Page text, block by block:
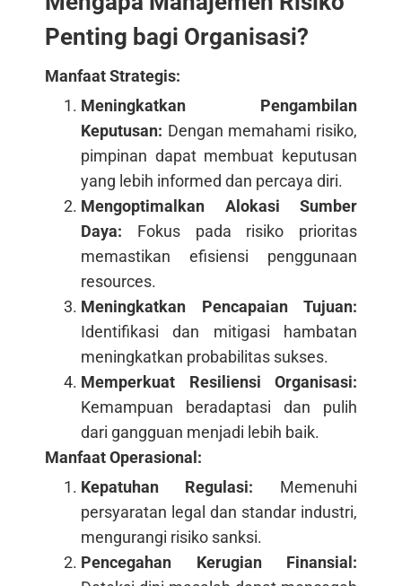
Penting bagi Organisasi?
Manfaat Strategis:
Meningkatkan Pengambilan
Keputusan: Dengan memahami risiko,
pimpinan dapat membuat keputusan
yang lebih informed dan percaya diri.
Mengoptimalkan Alokasi Sumber
Daya: Fokus pada risiko prioritas
memastikan efisiensi penggunaan
resources.
Meningkatkan Pencapaian Tujuan:
Identifikasi dan mitigasi hambatan
meningkatkan probabilitas sukses.
Memperkuat Resiliensi Organisasi:
Kemampuan beradaptasi dan pulih
dari gangguan menjadi lebih baik.
Manfaat Operasional:
Kepatuhan Regulasi: Memenuhi
persyaratan legal dan standar industri,
mengurangi risiko sanksi.
Pencegahan Kerugian Finansial: